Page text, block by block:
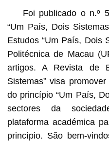
Foi publicado o n.º
“Um País, Dois
Estudos “Um País, Dois
Politécnica de Macau
artigos. A Revista de
Sistemas” visa
do princípio “Um País,
sectores da
plataforma académica
princípio. São bem-